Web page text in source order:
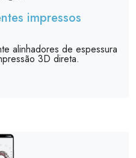
impressos
alinhadores de espessura
3D direta.